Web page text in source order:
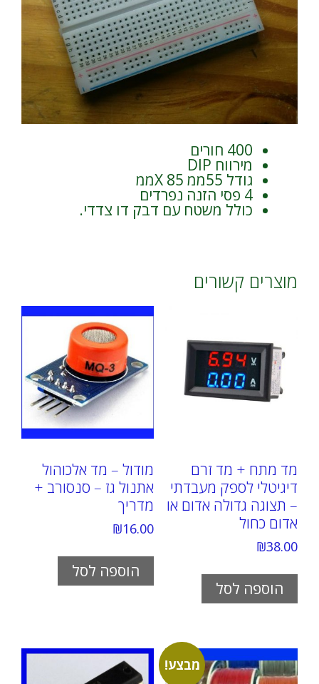
400 חורים
מירווח DIP
גודל 55ממ X 85ממ
4 פסי הזנה נפרדים
כולל משטח עם דבק דו צדדי.
מוצרים קשורים
מד מתח + מד זרם
דיגיטלי לספק מעבדתי
– תצוגה גדולה אדום או
אדום כחול
₪38.00
הוספה לסל
מודול – מד אלכוהול
אתנול גז – סנסורב +
מדריך
₪16.00
הוספה לסל
מבצע!